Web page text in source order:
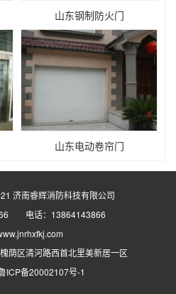
山东钢制防火门
山东电动卷帘门
济南睿辉消防科技有限公司
电话：13864143866
荫区清河路西首北里美新居一区
ICP备20002107号-1